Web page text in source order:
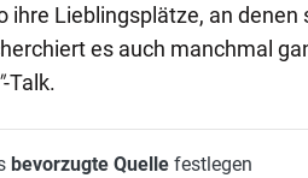
ihre Lieblingsplätze, an denen
es auch manchmal
-Talk.
bevorzugte Quellefestlegen